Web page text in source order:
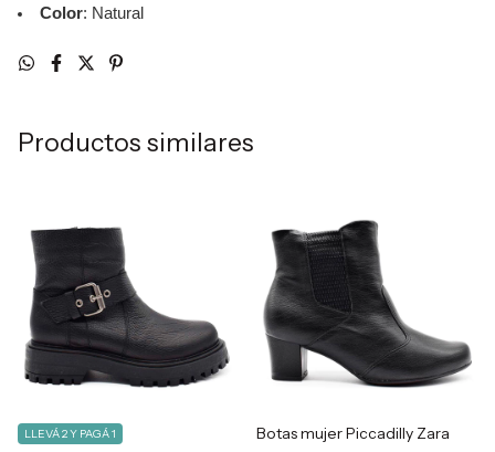
Color: Natural
Productos similares
LLEVÁ 2 Y PAGÁ 1 Botas mujer Piccadilly Zara